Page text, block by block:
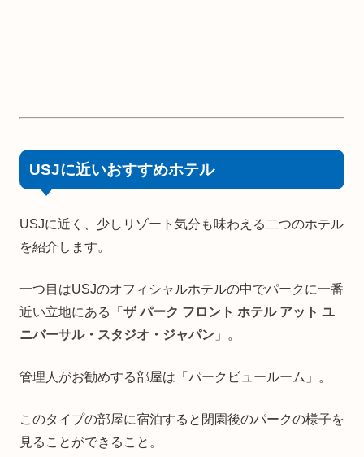
USJに近いおすすめホテル
USJに近く、少しリゾート気分も味わえる二つのホテル
を紹介します。
一つ目はUSJのオフィシャルホテルの中でパークに一番
近い立地にある「 ザ パーク フロント ホテル アット ユ
ニバーサル・スタジオ・ジャパン 」。
管理人がお勧めする部屋は「パークビュールーム」。
このタイプの部屋に宿泊すると閉園後のパークの様子を
見ることができること。